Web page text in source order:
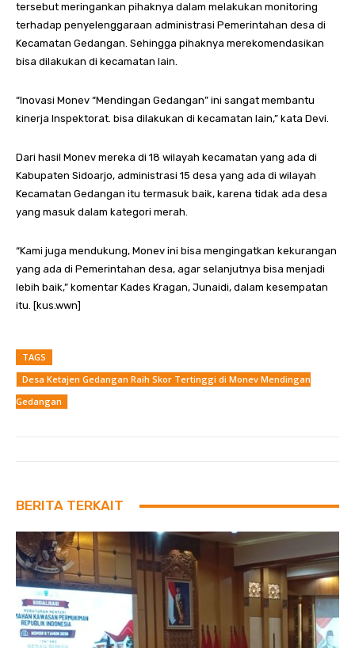
tersebut meringankan pihaknya dalam melakukan monitoring
terhadap penyelenggaraan administrasi Pemerintahan desa di
Kecamatan Gedangan. Sehingga pihaknya merekomendasikan
bisa dilakukan di kecamatan lain.
“Inovasi Monev “Mendingan Gedangan” ini sangat membantu
kinerja Inspektorat. bisa dilakukan di kecamatan lain,” kata Devi.
Dari hasil Monev mereka di 18 wilayah kecamatan yang ada di
Kabupaten Sidoarjo, administrasi 15 desa yang ada di wilayah
Kecamatan Gedangan itu termasuk baik, karena tidak ada desa
yang masuk dalam kategori merah.
“Kami juga mendukung, Monev ini bisa mengingatkan kekurangan
yang ada di Pemerintahan desa, agar selanjutnya bisa menjadi
lebih baik,” komentar Kades Kragan, Junaidi, dalam kesempatan
itu. [kus.wwn]
TAGS
Desa Ketajen Gedangan Raih Skor Tertinggi di Monev Mendingan
Gedangan
BERITA TERKAIT